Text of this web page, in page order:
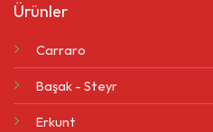
Ürünler
Carraro
Başak - Steyr
Erkunt